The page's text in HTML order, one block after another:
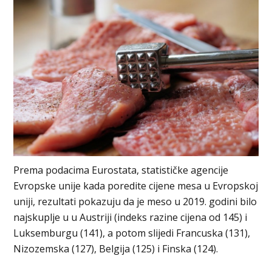
Prema podacima Eurostata, statističke agencije
Evropske unije kada poredite cijene mesa u Evropskoj
uniji, rezultati pokazuju da je meso u 2019. godini bilo
najskuplje u u Austriji (indeks razine cijena od 145) i
Luksemburgu (141), a potom slijedi Francuska (131),
Nizozemska (127), Belgija (125) i Finska (124).